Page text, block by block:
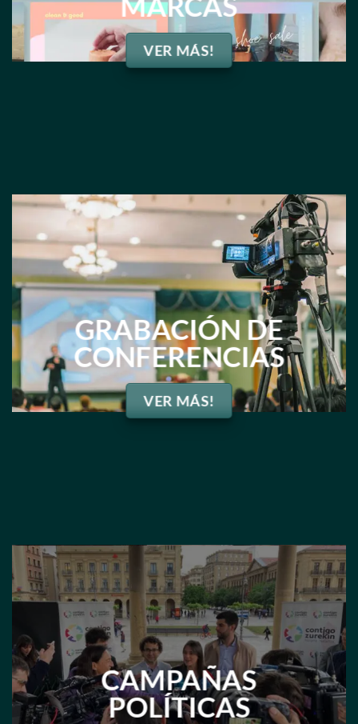
VER MÁS!
GRABACIÓN DE
CONFERENCIAS
VER MÁS!
CAMPAÑAS
POLÍTICAS